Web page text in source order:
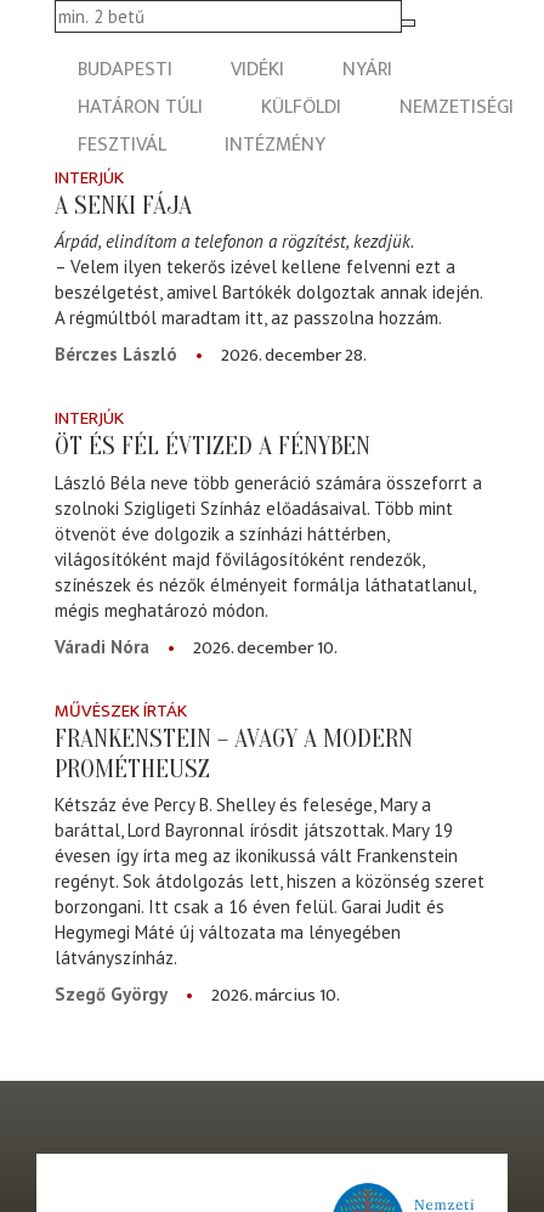
BUDAPESTI VIDÉKI
NYÁRI
HATÁRON TÚLI
KÜLFÖLDI
NEMZETISÉGI
FESZTIVÁL
INTÉZMÉNY
INTERJÚK
A SENKI FÁJA
Árpád, elindítom a telefonon a rögzítést, kezdjük.
– Velem ilyen tekerős izével kellene felvenni ezt a
beszélgetést, amivel Bartókék dolgoztak annak idején.
A régmúltból maradtam itt, az passzolna hozzám.
Bérczes László
2026. december 28.
INTERJÚK
ÖT ÉS FÉL ÉVTIZED A FÉNYBEN
László Béla neve több generáció számára összeforrt a
szolnoki Szigligeti Színház előadásaival. Több mint
ötvenöt éve dolgozik a színházi háttérben,
világosítóként majd fővilágosítóként rendezők,
színészek és nézők élményeit formálja láthatatlanul,
mégis meghatározó módon.
Váradi Nóra
2026. december 10.
MŰVÉSZEK ÍRTÁK
FRANKENSTEIN – AVAGY A MODERN
PROMÉTHEUSZ
Kétszáz éve Percy B. Shelley és felesége, Mary a
baráttal, Lord Bayronnal írósdit játszottak. Mary 19
évesen így írta meg az ikonikussá vált Frankenstein
regényt. Sok átdolgozás lett, hiszen a közönség szeret
borzongani. Itt csak a 16 éven felül. Garai Judit és
Hegymegi Máté új változata ma lényegében
látványszínház.
Szegő György
2026. március 10.